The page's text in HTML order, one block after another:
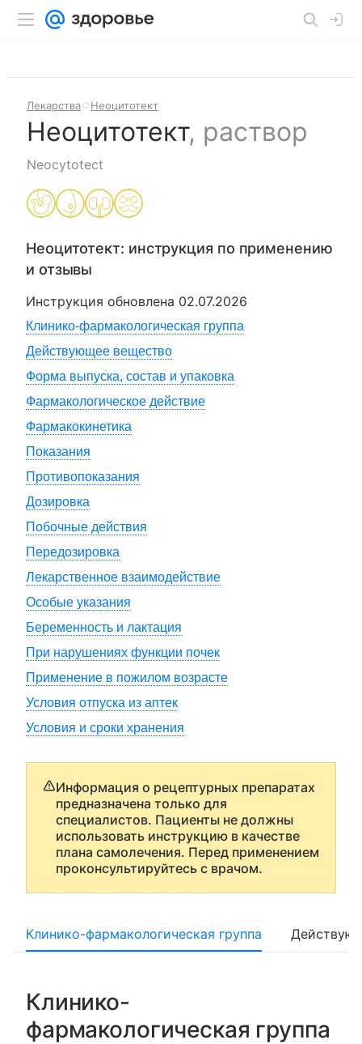
Лекарства Неоцитотект
Неоцитотект, раствор
Neocytotect
Неоцитотект: инструкция по применению
и отзывы
Инструкция обновлена 02.07.2026
Клинико-фармакологическая группа
Действующее вещество
Форма выпуска, состав и упаковка
Фармакологическое действие
Фармакокинетика
Показания
Противопоказания
Дозировка
Побочные действия
Передозировка
Лекарственное взаимодействие
Особые указания
Беременность и лактация
При нарушениях функции почек
Применение в пожилом возрасте
Условия отпуска из аптек
Условия и сроки хранения
Информация о рецептурных препаратах
предназначена только для
специалистов. Пациенты не должны
использовать инструкцию в качестве
плана самолечения. Перед применением
проконсультируйтесь с врачом.
Клинико-фармакологическая группа
Клинико-
фармакологическая группа